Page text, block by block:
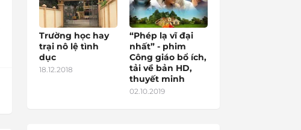
Trường học hay
trại nô lệ tình
dục
18.12.2018
“Phép lạ vĩ đại
nhất” - phim
Công giáo bổ ích,
tải về bản HD,
thuyết minh
02.10.2019